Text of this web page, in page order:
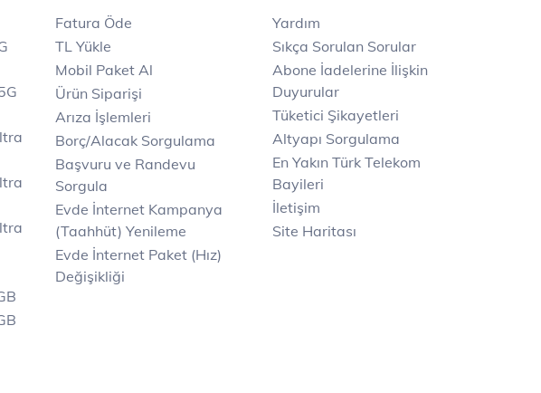
Fatura Öde
TL Yükle
Mobil Paket Al
Ürün Siparişi
Arıza İşlemleri
Borç/Alacak Sorgulama
Başvuru ve Randevu
Sorgula
Evde İnternet Kampanya
(Taahhüt) Yenileme
Evde İnternet Paket (Hız)
Değişikliği
Yardım
Sıkça Sorulan Sorular
Abone İadelerine İlişkin
Duyurular
Tüketici Şikayetleri
Altyapı Sorgulama
En Yakın Türk Telekom
Bayileri
İletişim
Site Haritası